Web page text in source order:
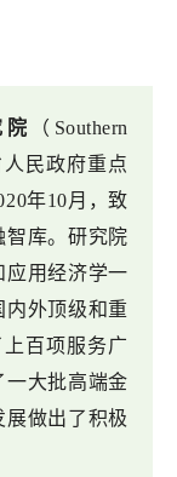
（Southern
人民政府重点
年10月，致
智库。研究院
应用经济学一
外顶级和重
百项服务广
一大批高端金
做出了积极